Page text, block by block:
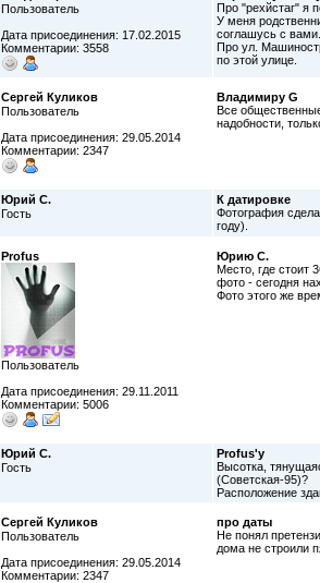
Пользователь
Дата присоединения: 17.02.2015
Комментарии: 3558
Про "рехйстаг" я
У меня
соглашусь с вами.
Про ул.
по этой улице.
Сергей Куликов
Пользователь
Дата присоединения: 29.05.2014
Комментарии: 2347
Владимиру G
Все
надобности,
Юрий С.
Гость
К датировке
Фотография
году).
Profus
Пользователь
Дата присоединения: 29.11.2011
Комментарии: 5006
Юрию С.
Место, где стоит
фото - сегодня
Фото этого же
Юрий С.
Гость
Profus'у
Высотка,
(Советская-95)?
Расположение
Сергей Куликов
Пользователь
Дата присоединения: 29.05.2014
Комментарии: 2347
про даты
Не понял
дома не строили